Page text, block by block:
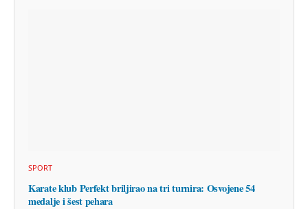
SPORT
Karate klub Perfekt briljirao na tri turnira: Osvojene 54
medalje i šest pehara